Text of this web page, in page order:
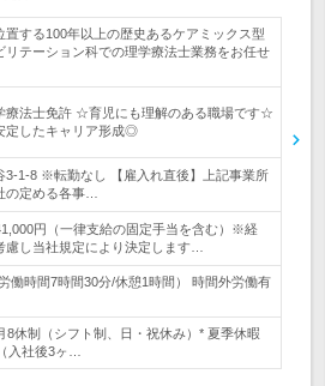
置する100年以上の歴史あるケアミックス型
リテーション科での理学療法士業務をお任せ
療法士免許 ☆育児にも理解のある職場です☆
定したキャリア形成◎
3-1-8 ※転勤なし 【雇入れ直後】上記事業所
の定める各事…
円（一律支給の固定手当を含む）※経
慮し当社規定により決定します…
働時間7時間30分/休憩1時間） 時間外労働有
8休制（シフト制、日・祝休み）* 夏季休暇
入社後3ヶ…